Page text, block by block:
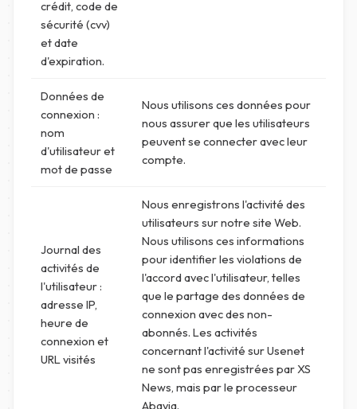
crédit, code de
sécurité (cvv)
et date
d'expiration.
Données de
connexion :
nom
d'utilisateur et
mot de passe
Nous utilisons ces données pour
nous assurer que les utilisateurs
peuvent se connecter avec leur
compte.
Journal des
activités de
l'utilisateur :
adresse IP,
heure de
connexion et
URL visités
Nous enregistrons l'activité des
utilisateurs sur notre site Web.
Nous utilisons ces informations
pour identifier les violations de
l'accord avec l'utilisateur, telles
que le partage des données de
connexion avec des non-
abonnés. Les activités
concernant l'activité sur Usenet
ne sont pas enregistrées par XS
News, mais par le processeur
Abavia.